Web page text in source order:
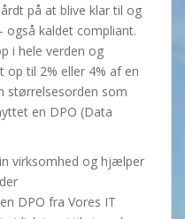
på at blive klar til og
kaldet compliant.
i hele verden og
til 2% eller 4% af en
størrelsesorden som
en DPO (Data
virksomhed og hjælper
DPO fra Vores IT